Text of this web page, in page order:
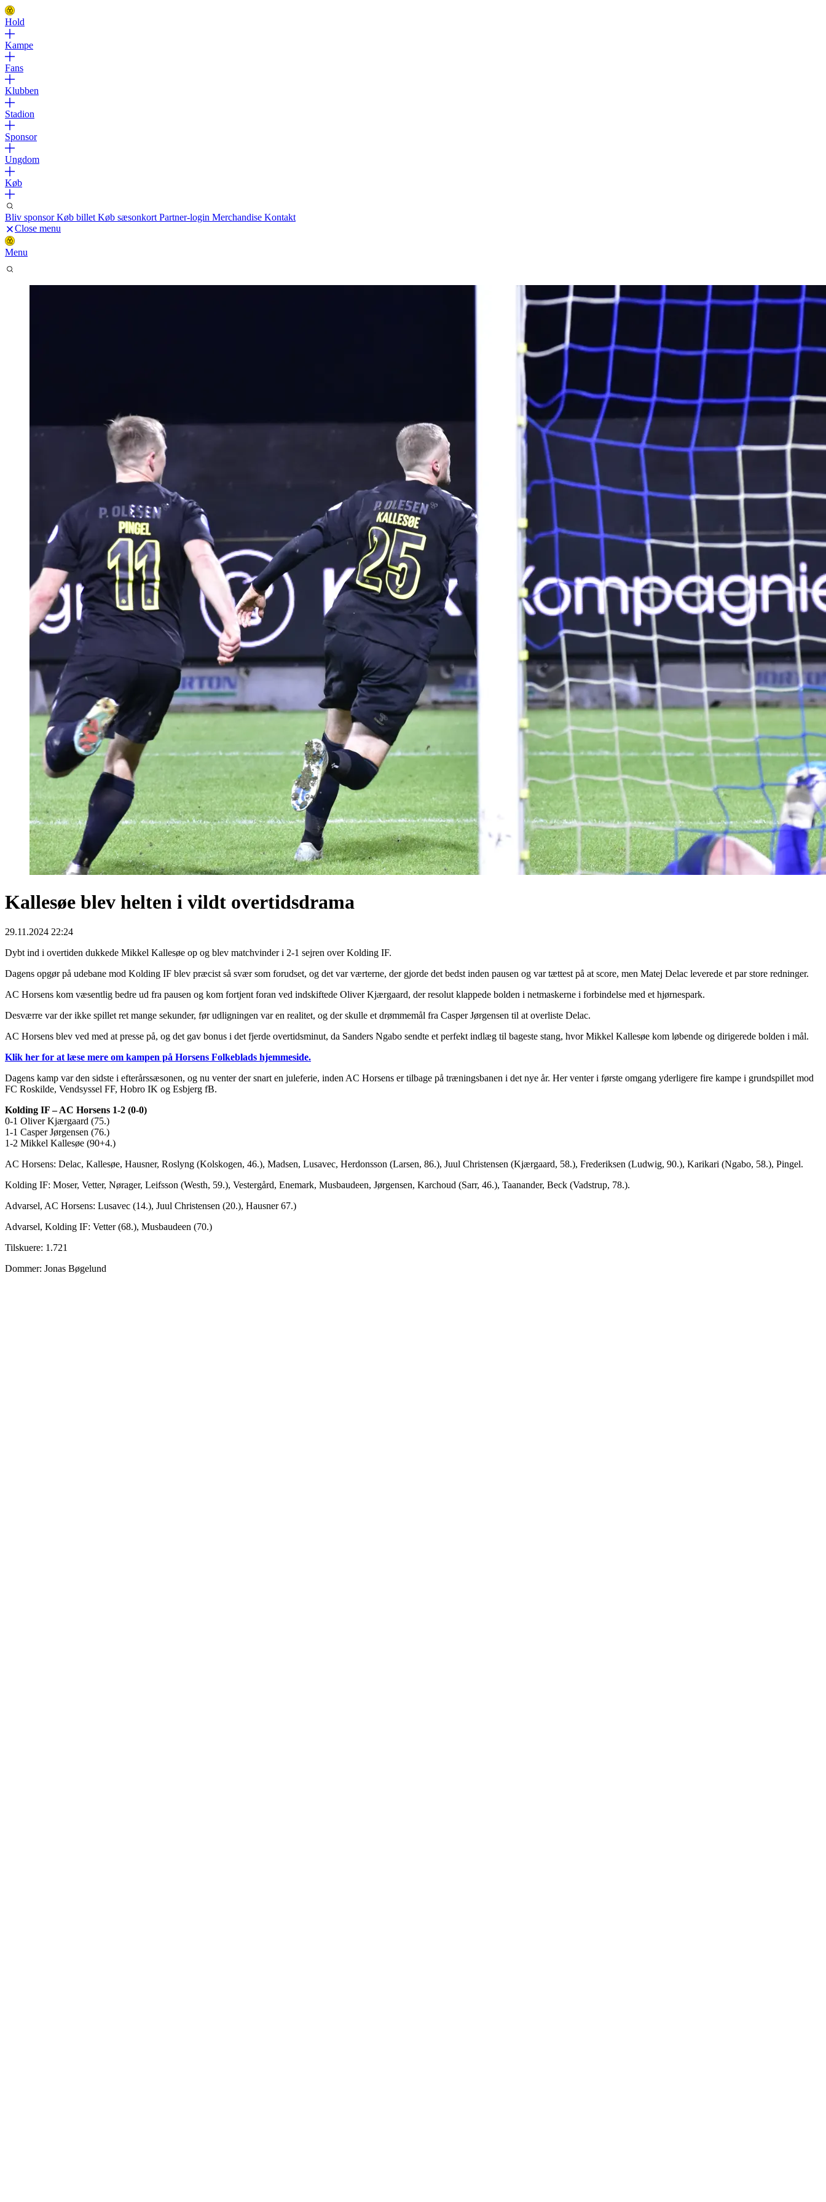
Hold
Kampe
Fans
Klubben
Stadion
Sponsor
Ungdom
Køb
Bliv sponsorKøb billet Køb sæsonkort Partner-login Merchandise Kontakt
Close menu
Menu
Kallesøe blev helten i vildt overtidsdrama
29.11.2024 22:24
Dybt ind i overtiden dukkede Mikkel Kallesøe op og blev matchvinder i 2-1 sejren over Kolding IF.
Dagens opgør på udebane mod Kolding IF blev præcist så svær som forudset, og det var værterne, der gjorde det bedst inden pausen og var tættest på at score, men Matej Delac leverede et par store redninger.
AC Horsens kom væsentlig bedre ud fra pausen og kom fortjent foran ved indskiftede Oliver Kjærgaard, der resolut klappede bolden i netmaskerne i forbindelse med et hjørnespark.
Desværre var der ikke spillet ret mange sekunder, før udligningen var en realitet, og der skulle et drømmemål fra Casper Jørgensen til at overliste Delac.
AC Horsens blev ved med at presse på, og det gav bonus i det fjerde overtidsminut, da Sanders Ngabo sendte et perfekt indlæg til bageste stang, hvor Mikkel Kallesøe kom løbende og dirigerede bolden i mål.
Klik her for at læse mere om kampen på Horsens Folkeblads hjemmeside.
Dagens kamp var den sidste i efterårssæsonen, og nu venter der snart en juleferie, inden AC Horsens er tilbage på træningsbanen i det nye år. Her venter i første omgang yderligere fire kampe i grundspillet mod
FC Roskilde, Vendsyssel FF, Hobro IK og Esbjerg fB.
Kolding IF – AC Horsens 1-2 (0-0)
0-1 Oliver Kjærgaard (75.)
1-1 Casper Jørgensen (76.)
1-2 Mikkel Kallesøe (90+4.)
AC Horsens: Delac, Kallesøe, Hausner, Roslyng (Kolskogen, 46.), Madsen, Lusavec, Herdonsson (Larsen, 86.), Juul Christensen (Kjærgaard, 58.), Frederiksen (Ludwig, 90.), Karikari (Ngabo, 58.), Pingel.
Kolding IF: Moser, Vetter, Nørager, Leifsson (Westh, 59.), Vestergård, Enemark, Musbaudeen, Jørgensen, Karchoud (Sarr, 46.), Taanander, Beck (Vadstrup, 78.).
Advarsel, AC Horsens: Lusavec (14.), Juul Christensen (20.), Hausner 67.)
Advarsel, Kolding IF: Vetter (68.), Musbaudeen (70.)
Tilskuere: 1.721
Dommer: Jonas Bøgelund